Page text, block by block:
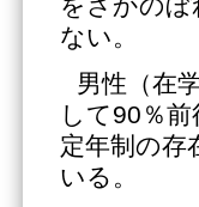
をさかの
ない。
男性（在
して90％
定年制の存
いる。